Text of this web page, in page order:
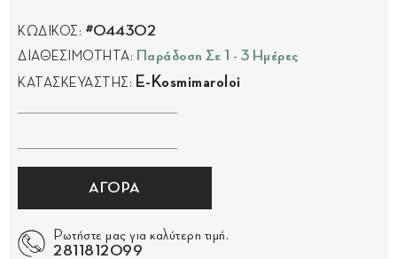
ΚΩΔΙΚΟΣ: #044302
ΔΙΑΘΕΣΙΜΟΤΗΤΑ: Παράδοση Σε 1 - 3 Ημέρες
ΚΑΤΑΣΚΕΥΑΣΤΗΣ: E-Kosmimaroloi
ΑΓΟΡΑ
Ρωτήστε μας για καλύτερη τιμή.
2811812099